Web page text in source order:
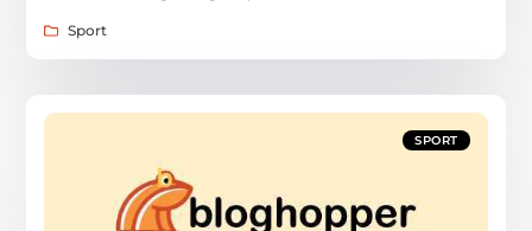
Sport
SPORT